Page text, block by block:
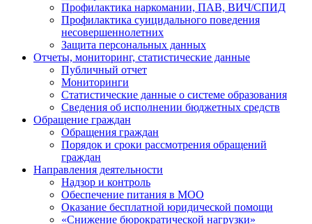
Профилактика наркомании, ПАВ, ВИЧ/СПИД
Профилактика суицидального поведения
несовершеннолетних
Защита персональных данных
Отчеты, мониторинг, статистические данные
Публичный отчет
Мониторинги
Статистические данные о системе образования
Сведения об исполнении бюджетных средств
Обращение граждан
Обращения граждан
Порядок и сроки рассмотрения обращений
граждан
Направления деятельности
Надзор и контроль
Обеспечение питания в МОО
Оказание бесплатной юридической помощи
«Снижение бюрократической нагрузки»